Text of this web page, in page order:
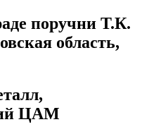
поручни Т.К.
область,
ЦАМ